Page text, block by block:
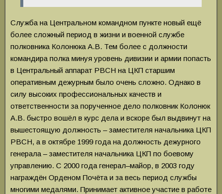
Служба на Центральном командном пункте новый ещё
более сложный период в жизни и военной службе
полковника Колонюка А.В. Тем более с должности
командира полка минуя уровень дивизии и армии попасть
в Центральный аппарат РВСН на ЦКП старшим
оперативным дежурным было очень сложно. Однако в
силу высоких профессиональных качеств и
ответственности за порученное дело полковник Колонюк
А.В. быстро вошёл в курс дела и вскоре был выдвинут на
вышестоящую должность – заместителя начальника ЦКП
РВСН, а в октябре 1999 года на должность дежурного
генерала – заместителя начальника ЦКП по боевому
управлению. С 2000 года генерал–майор, в 2003 году
награждён Орденом Почёта и за весь период службы
многими медалями. Принимает активное участие в работе